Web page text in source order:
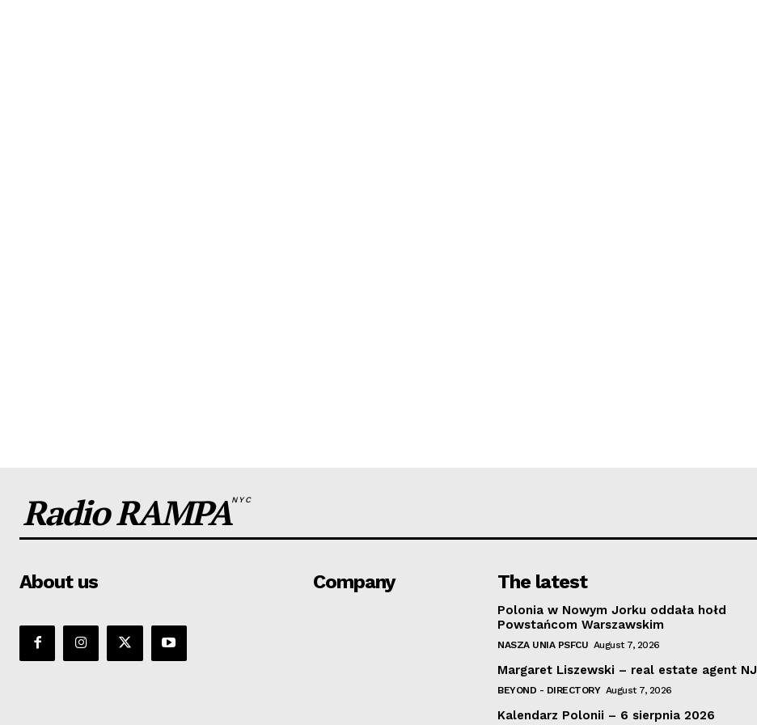
Radio RAMPANYC
About us Company The latest
Polonia w Nowym Jorku oddała hołd
Powstańcom Warszawskim
NASZA UNIA PSFCU August 7, 2026
Margaret Liszewski – real estate agent NJ
BEYOND - DIRECTORY August 7, 2026
Kalendarz Polonii – 6 sierpnia 2026